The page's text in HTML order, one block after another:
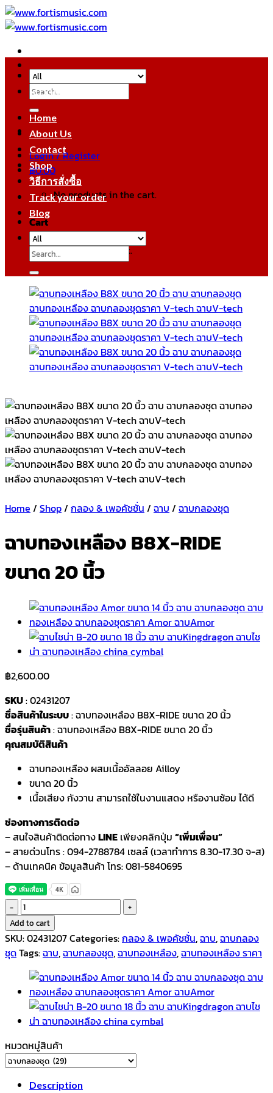
Skip
to
Search
for:
Login / Register
฿0.00
No products in the cart.
Cart
No products in the cart.
หมวดหมู่สินค้า
Home
About Us
Contact
Shop
วิธีการสั่งซื้อ
Track your order
Blog
Search
for:
Home / Shop/ กลอง & เพอคัชชั่น / ฉาบ / ฉาบกลองชุด
ฉาบทองเหลือง B8X-RIDE
ขนาด 20 นิ้ว
฿2,600.00
SKU: 02431207
ชื่อสินค้าในระบบ: ฉาบทองเหลือง B8X-RIDE ขนาด 20 นิ้ว
ชื่อรุ่นสินค้า: ฉาบทองเหลือง B8X-RIDE ขนาด 20 นิ้ว
คุณสมบัติสินค้า
ฉาบทองเหลือง ผสมเนื้ออัลลอย Ailloy
ขนาด 20 นิ้ว
เนื้อเสียง กังวาน สามารถใช้ในงานแสดง หรืองานซ้อม ได้ดี
ช่องทางการติดต่อ
– สนใจสินค้าติดต่อทางLINE เพียงคลิกปุ่ม “เพิ่มเพื่อน”
– สายด่วนโทร : 094-2788784 เซลล์ (เวลาทำการ 8.30-17.30 จ-ส)
– ด้านเทคนิค ข้อมูลสินค้า โทร: 081-5840695
ฉาบ
ทอง
เหลือง
B8X-
ขนาด
20
นิ้ว
quantity
Add to cart
SKU:02431207Categories:กลอง & เพอคัชชั่น,ฉาบ,ฉาบกลอง
ชุดTags:ฉาบ,ฉาบกลองชุด,ฉาบทองเหลือง,ฉาบทองเหลือง ราคา
หมวดหมู่สินค้า
Description